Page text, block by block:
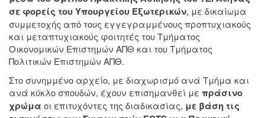
σε φορείς του Υπουργείου Εξωτερικών, με δικαίωμα
συμμετοχής από τους εγγεγραμμένους προπτυχιακούς
και μεταπτυχιακούς φοιτητές του Τμήματος
Οικονομικών Επιστημών ΑΠΘ και του Τμήματος
Πολιτικών Επιστημών ΑΠΘ.
Στο συνημμένο αρχείο, με διαχωρισμό ανά Τμήμα και
ανά κύκλο σπουδών, έχουν επισημανθεί με πράσινο
χρώμα οι επιτυχόντες της διαδικασίας, με βάση τις